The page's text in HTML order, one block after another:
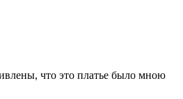
что это платье было мною